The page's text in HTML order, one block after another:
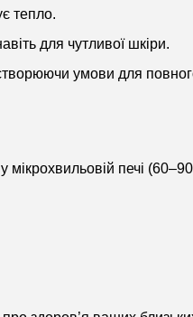
тепло.
для чутливої шкіри.
умови для
мікрохвильовій печі